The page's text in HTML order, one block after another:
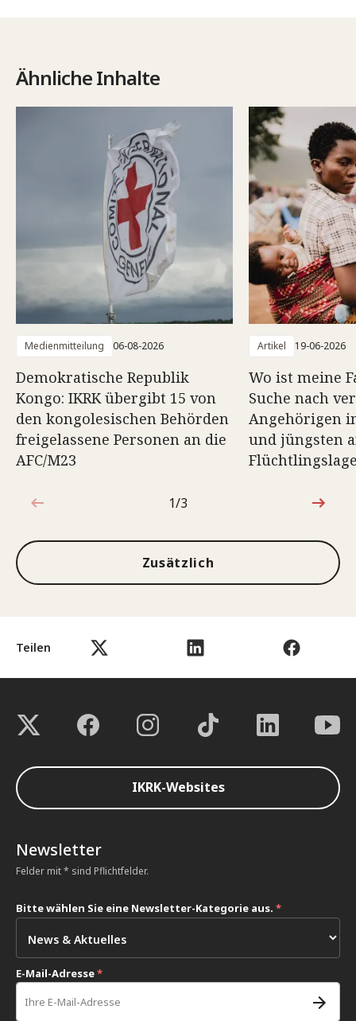
Teilen
Ähnliche Inhalte
Medienmitteilung 06-08-2026
Demokratische Republik
Kongo: IKRK übergibt 15 von
den kongolesischen Behörden
freigelassene Personen an die
AFC/M23
Artikel 19-06-2026
Wo ist meine
Suche nach
Angehörigen
und jüngsten
1von3
1/3
Zusätzlich
IKRK-Websites
Newsletter
Felder mit * sind Pflichtfelder.
Bitte wählen Sie eine Newsletter-Kategorie aus. *
E-Mail-Adresse*